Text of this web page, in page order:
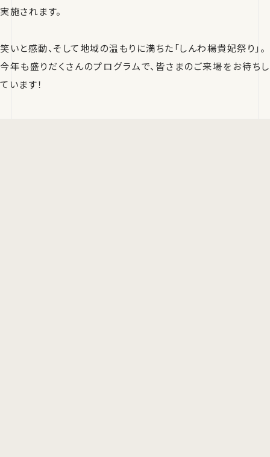
実施されます。
笑いと感動、そして地域の温もりに満ちた「しんわ楊貴妃祭り」。
今年も盛りだくさんのプログラムで、皆さまのご来場をお待ちし
ています！